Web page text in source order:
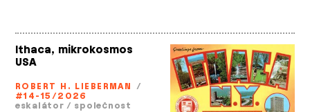
Ithaca, mikrokosmos
USA
ROBERT H. LIEBERMAN /
#14-15/2026
eskalátor / společnost